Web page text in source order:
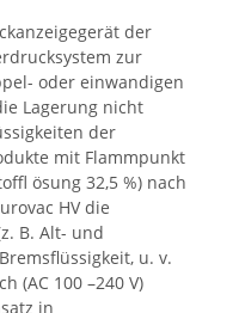
der
zur
oder einwandigen
Lagerung nicht
der
mit Flammpunkt
ösung 32,5 %) nach
HV die
B. Alt- und
u. v.
(AC 100 –240 V)
in